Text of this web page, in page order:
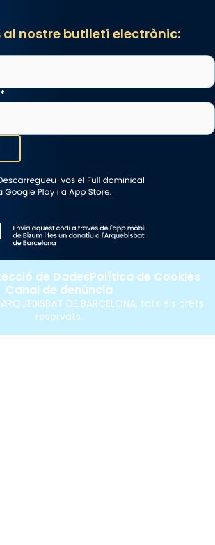
nostre butlletí electrònic:
*
DE BARCELONA, tots els drets
reservats.
de DadesPolítica de Cookies
Canal de denúncia